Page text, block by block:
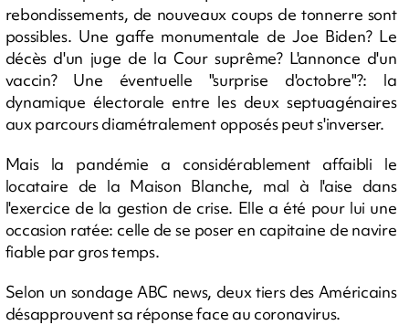
rebondissements, de nouveaux coups de tonnerre sont
possibles. Une gaffe monumentale de Joe Biden? Le
décès d'un juge de la Cour suprême? L'annonce d'un
vaccin? Une éventuelle "surprise d'octobre"?: la
dynamique électorale entre les deux septuagénaires
aux parcours diamétralement opposés peut s'inverser.
Mais la pandémie a considérablement affaibli le
locataire de la Maison Blanche, mal à l'aise dans
l'exercice de la gestion de crise. Elle a été pour lui une
occasion ratée: celle de se poser en capitaine de navire
fiable par gros temps.
Selon un sondage ABC news, deux tiers des Américains
désapprouvent sa réponse face au coronavirus.